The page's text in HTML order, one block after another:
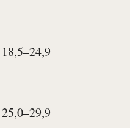
18,5–24,9
25,0–29,9